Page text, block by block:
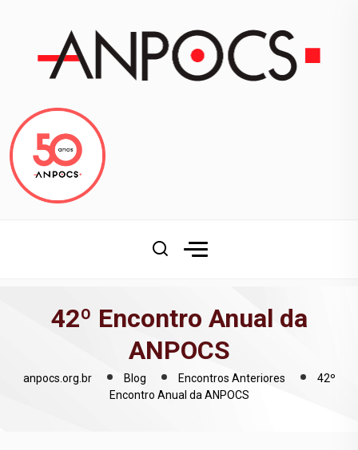
42º Encontro Anual da
ANPOCS
anpocs.org.br Blog Encontros Anteriores
42º
Encontro Anual da ANPOCS